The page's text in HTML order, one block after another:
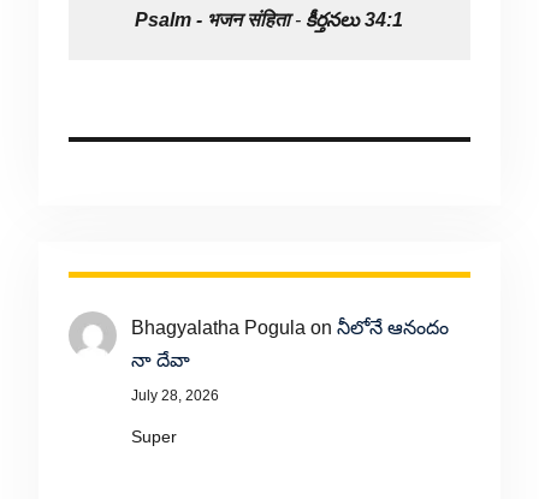
Psalm - भजन संहिता- కీర్తనలు 34:1
Bhagyalatha Pogula on నీలోనే ఆనందం
నా దేవా
July 28, 2026
Super